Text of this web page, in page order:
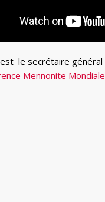
le secrétaire général
Mennonite Mondiale